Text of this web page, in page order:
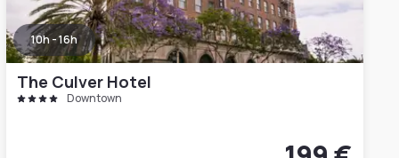
10h - 16h
The Culver Hotel
Downtown